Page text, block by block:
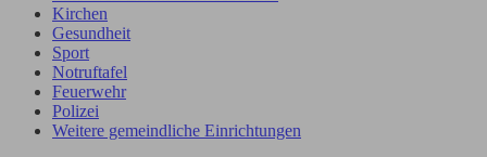
Kirchen
Gesundheit
Sport
Notruftafel
Feuerwehr
Polizei
Weitere gemeindliche Einrichtungen